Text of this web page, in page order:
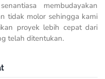
membudayakan
tidak molor sehingga kami
proyek lebih cepat dari
telah ditentukan.